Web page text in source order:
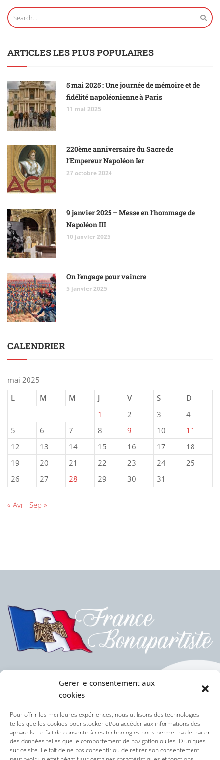
Gérer le consentement aux
cookies
Pour offrir les meilleures expériences, nous utilisons des technologies
telles que les cookies pour stocker et/ou accéder aux informations des
appareils. Le fait de consentir à ces technologies nous permettra de traiter
des données telles que le comportement de navigation ou les ID uniques
sur ce site. Le fait de ne pas consentir ou de retirer son consentement
ARTICLES LES PLUS POPULAIRES
5 mai 2025 : Une journée de mémoire et de
fidélité napoléonienne à Paris
11 mai 2025
220ème anniversaire du Sacre de
l’Empereur Napoléon Ier
27 octobre 2024
9 janvier 2025 – Messe en l’hommage de
Napoléon III
10 janvier 2025
On l’engage pour vaincre
5 janvier 2025
CALENDRIER
mai 2025
L
M M J V S
D
1
2 3
4
5
6 7 8 9 10
11
12
13 14 15 16 17
18
19
20 21 22 23 24
25
26
27 28 29 30 31
« Avr Sep »
Politique des cookies (UE)
Politique de confidentialité